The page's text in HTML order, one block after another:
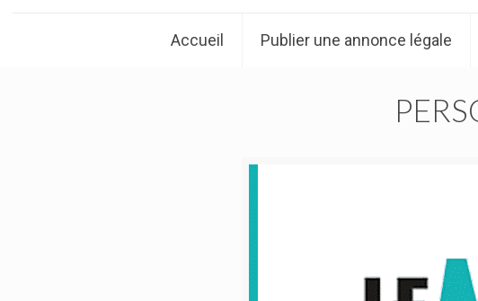
Accueil Publier une annonce légale